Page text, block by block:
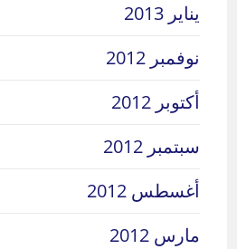
يناير 2013
نوفمبر 2012
أكتوبر 2012
سبتمبر 2012
أغسطس 2012
مارس 2012